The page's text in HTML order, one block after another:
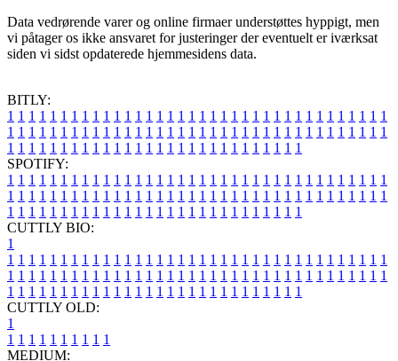
Data vedrørende varer og online firmaer understøttes hyppigt, men
vi påtager os ikke ansvaret for justeringer der eventuelt er iværksat
siden vi sidst opdaterede hjemmesidens data.
BITLY:
1 1 1 1 1 1 1 1 1 1 1 1 1 1 1 1 1 1 1 1 1 1 1 1 1 1 1 1 1 1 1 1 1 1 1 1
1 1 1 1 1 1 1 1 1 1 1 1 1 1 1 1 1 1 1 1 1 1 1 1 1 1 1 1 1 1 1 1 1 1 1 1
1 1 1 1 1 1 1 1 1 1 1 1 1 1 1 1 1 1 1 1 1 1 1 1 1 1 1 1
SPOTIFY:
1 1 1 1 1 1 1 1 1 1 1 1 1 1 1 1 1 1 1 1 1 1 1 1 1 1 1 1 1 1 1 1 1 1 1 1
1 1 1 1 1 1 1 1 1 1 1 1 1 1 1 1 1 1 1 1 1 1 1 1 1 1 1 1 1 1 1 1 1 1 1 1
1 1 1 1 1 1 1 1 1 1 1 1 1 1 1 1 1 1 1 1 1 1 1 1 1 1 1 1
CUTTLY BIO:
1
1 1 1 1 1 1 1 1 1 1 1 1 1 1 1 1 1 1 1 1 1 1 1 1 1 1 1 1 1 1 1 1 1 1 1 1
1 1 1 1 1 1 1 1 1 1 1 1 1 1 1 1 1 1 1 1 1 1 1 1 1 1 1 1 1 1 1 1 1 1 1 1
1 1 1 1 1 1 1 1 1 1 1 1 1 1 1 1 1 1 1 1 1 1 1 1 1 1 1 1
CUTTLY OLD:
1
1 1 1 1 1 1 1 1 1 1
MEDIUM: